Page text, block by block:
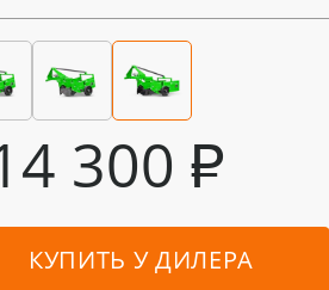
300 ₽
КУПИТЬ У ДИЛЕРА